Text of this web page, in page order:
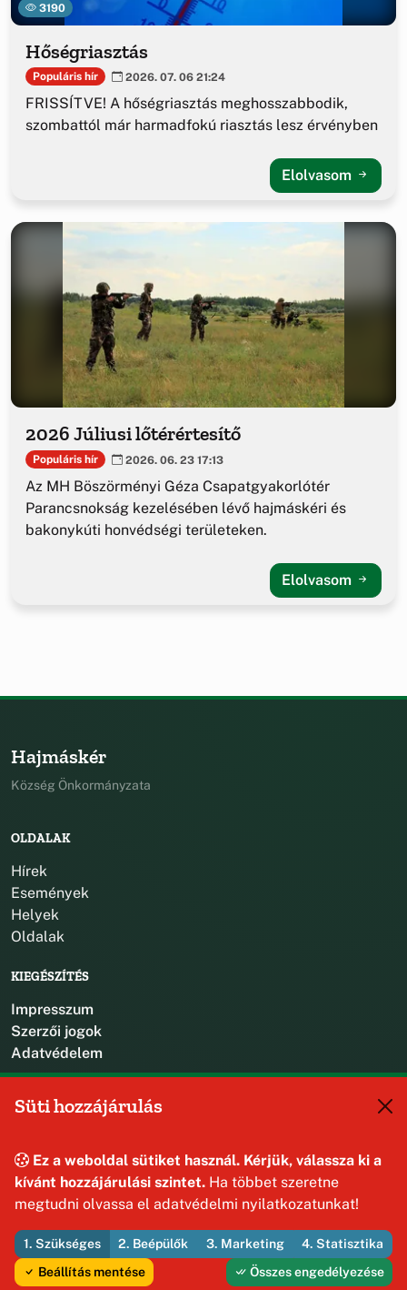
3190
Hőségriasztás
Populáris hír 2026. 07. 06 21:24
FRISSÍTVE! A hőségriasztás meghosszabbodik,
szombattól már harmadfokú riasztás lesz érvényben
Elolvasom
2026 Júliusi lőtérértesítő
Populáris hír 2026. 06. 23 17:13
Az MH Böszörményi Géza Csapatgyakorlótér
Parancsnokság kezelésében lévő hajmáskéri és
bakonykúti honvédségi területeken.
Elolvasom
Hajmáskér
Község Önkormányzata
OLDALAK
Hírek
Események
Helyek
Oldalak
KIEGÉSZÍTÉS
Impresszum
Szerzői jogok
Adatvédelem
8192 Hajmáskér, Kossuth Lajos u. 31.
© 2026 Hajmáskér Község Önkormányzata — Minden jog
fenntartva
Süti hozzájárulás
Ez a weboldal sütiket használ. Kérjük, válassza ki a
kívánt hozzájárulási szintet. Ha többet szeretne
megtudni olvassa el adatvédelmi nyilatkozatunkat!
1. Szükséges 2. Beépülők 3. Marketing
4. Statisztika
Beállítás mentése
Összes engedélyezése